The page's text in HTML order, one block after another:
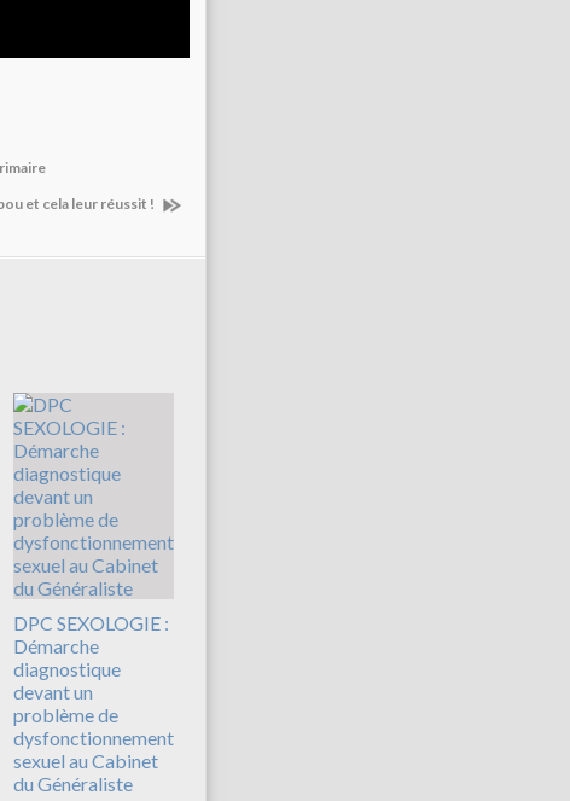
et cela leur réussit !
DPC SEXOLOGIE :
Démarche
diagnostique
devant un
problème de
dysfonctionnement
sexuel au Cabinet
du Généraliste